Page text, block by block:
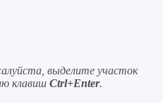
выделите участок
клавиш Ctrl+Enter.